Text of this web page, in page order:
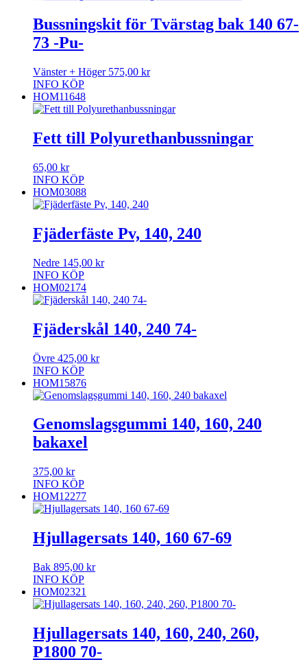
Bussningskit för Tvärstag bak 140 67-
73 -Pu-
Vänster + Höger 575,00 kr
INFO KÖP
HOM11648
Fett till Polyurethanbussningar
65,00 kr
INFO KÖP
HOM03088
Fjäderfäste Pv, 140, 240
Nedre 145,00 kr
INFO KÖP
HOM02174
Fjäderskål 140, 240 74-
Övre 425,00 kr
INFO KÖP
HOM15876
Genomslagsgummi 140, 160, 240
bakaxel
375,00 kr
INFO KÖP
HOM12277
Hjullagersats 140, 160 67-69
Bak 895,00 kr
INFO KÖP
HOM02321
Hjullagersats 140, 160, 240, 260,
P1800 70-